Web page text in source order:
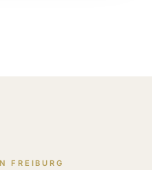
FREIBURG